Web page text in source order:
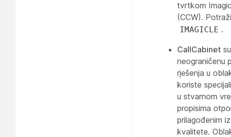
tvrtkom
(CCW).
IMAGICLE .
CallCabinet
neograničenu
rješenja u
koriste
u stvarnom
propisima
prilagođenim
kvalitete.